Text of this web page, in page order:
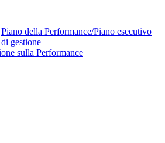
Piano della Performance/Piano esecutivo
di gestione
sulla Performance